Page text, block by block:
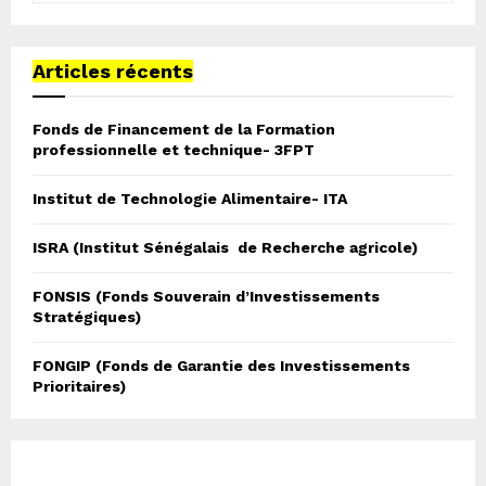
c
h
o
r
Articles récents
Fonds de Financement de la Formation
professionnelle et technique- 3FPT
Institut de Technologie Alimentaire- ITA
ISRA (Institut Sénégalais de Recherche agricole)
FONSIS (Fonds Souverain d’Investissements
Stratégiques)
FONGIP (Fonds de Garantie des Investissements
Prioritaires)